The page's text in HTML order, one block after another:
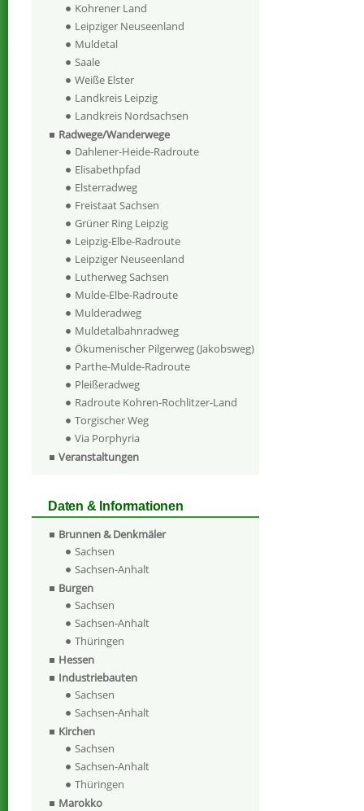
Kohrener Land
Leipziger Neuseenland
Muldetal
Saale
Weiße Elster
Landkreis Leipzig
Landkreis Nordsachsen
Radwege/Wanderwege
Dahlener-Heide-Radroute
Elisabethpfad
Elsterradweg
Freistaat Sachsen
Grüner Ring Leipzig
Leipzig-Elbe-Radroute
Leipziger Neuseenland
Lutherweg Sachsen
Mulde-Elbe-Radroute
Mulderadweg
Muldetalbahnradweg
Ökumenischer Pilgerweg (Jakobsweg)
Parthe-Mulde-Radroute
Pleißeradweg
Radroute Kohren-Rochlitzer-Land
Torgischer Weg
Via Porphyria
Veranstaltungen
Daten & Informationen
Brunnen & Denkmäler
Sachsen
Sachsen-Anhalt
Burgen
Sachsen
Sachsen-Anhalt
Thüringen
Hessen
Industriebauten
Sachsen
Sachsen-Anhalt
Kirchen
Sachsen
Sachsen-Anhalt
Thüringen
Marokko